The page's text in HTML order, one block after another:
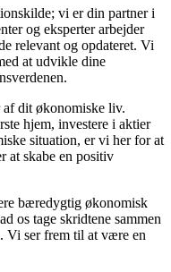
vi er din partner i
og eksperter arbejder
relevant og opdateret. Vi
at udvikle dine
af dit økonomiske liv.
hjem, investere i aktier
situation, er vi her for at
at skabe en positiv
bæredygtig økonomisk
os tage skridtene sammen
Vi ser frem til at være en